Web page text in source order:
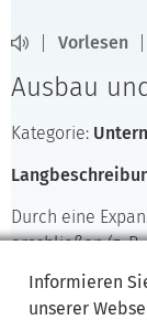
Vorlesen
Ausbau
Kategorie:
Durch eine
erschließen (z.
neue Filialen
Investitionen
Informieren
unserer